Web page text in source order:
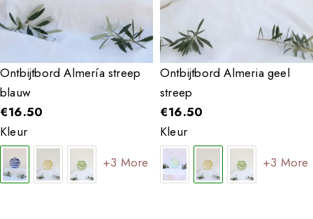
Ontbijtbord Almería streep
blauw
€16.50
Kleur
+3 More
Ontbijtbord Almeria geel
streep
€16.50
Kleur
+3 More